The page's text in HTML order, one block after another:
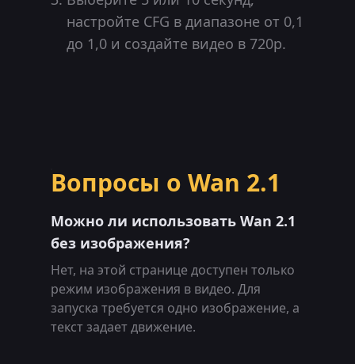
настройте CFG в диапазоне от 0,1
до 1,0 и создайте видео в 720p.
Вопросы о Wan 2.1
Можно ли использовать Wan 2.1
без изображения?
Нет, на этой странице доступен только
режим изображения в видео. Для
запуска требуется одно изображение, а
текст задает движение.